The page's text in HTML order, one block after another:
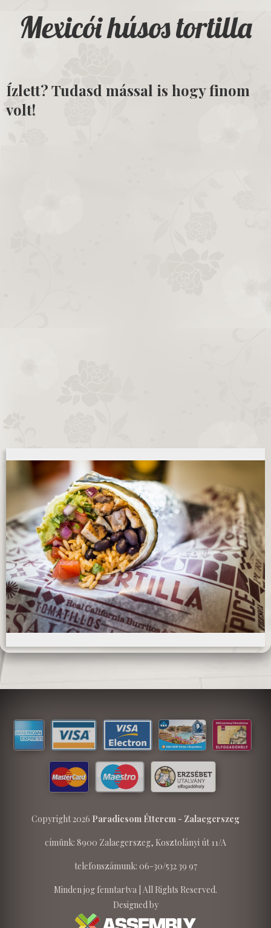
Mexicói húsos tortilla
Ízlett? Tudasd mással is hogy finom
volt!
Copyright 2026 Paradicsom Étterem - Zalaegerszeg
címünk: 8900 Zalaegerszeg, Kosztolányi út 11/A
telefonszámunk: 06-30/532 39 97
Minden jog fenntartva | All Rights Reserved.
Designed by